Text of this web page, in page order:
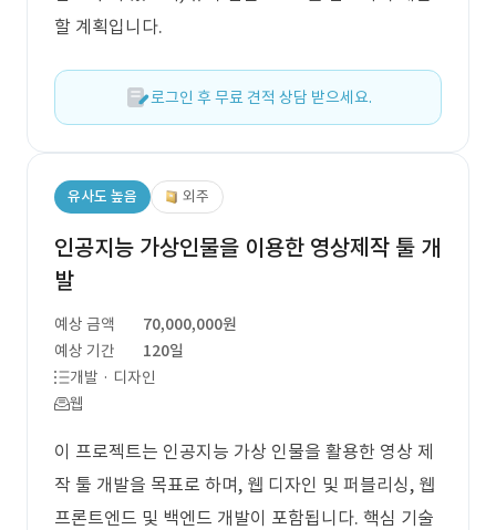
할 계획입니다.
로그인 후 무료 견적 상담 받으세요.
유사도 높음 외주
인공지능 가상인물을 이용한 영상제작 툴 개
발
예상 금액
70,000,000원
예상 기간
120일
개발 · 디자인
웹
이 프로젝트는 인공지능 가상 인물을 활용한 영상 제
작 툴 개발을 목표로 하며, 웹 디자인 및 퍼블리싱, 웹
프론트엔드 및 백엔드 개발이 포함됩니다. 핵심 기술